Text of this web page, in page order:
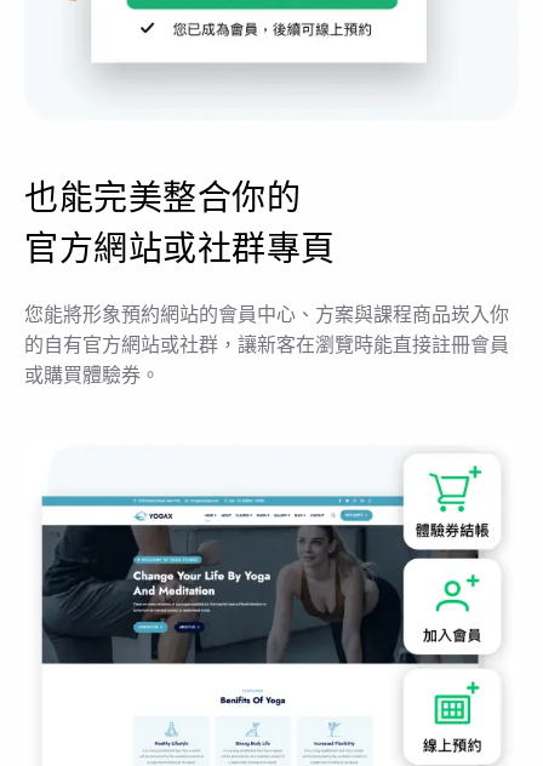
也能完美整合你的
官方網站或社群專頁
您能將形象預約網站的會員中心、方案與課程商品崁入你
的自有官方網站或社群，讓新客在瀏覽時能直接註冊會員
或購買體驗券。